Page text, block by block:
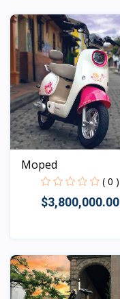
Moped
( 0 )
$3,800,000.00
Vista